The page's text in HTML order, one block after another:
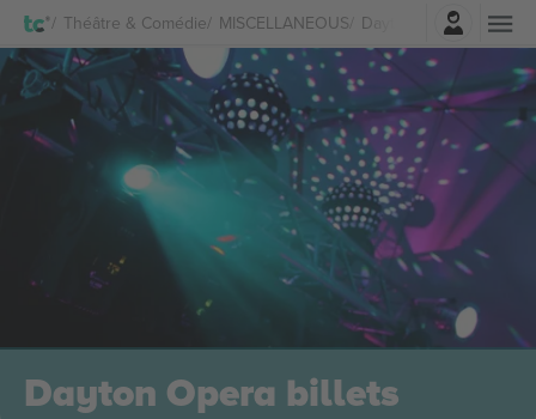
Théâtre & Comédie MISCELLANEOUS Dayton Opera Billets
Connexion
Dayton Opera billets